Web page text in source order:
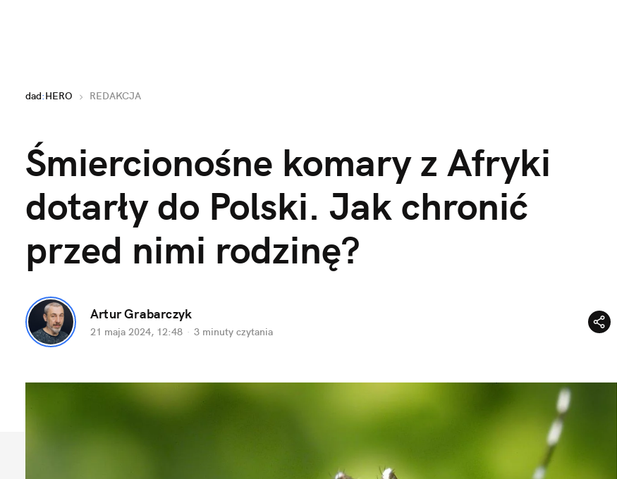
dad:HERO REDAKCJA
Śmiercionośne komary z Afryki
dotarły do Polski. Jak chronić
przed nimi rodzinę?
Artur Grabarczyk
21 maja 2024, 12:48 · 3 minuty czytania